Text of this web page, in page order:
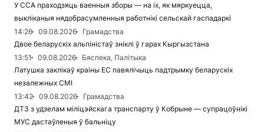
У ССА праходзяць ваенныя зборы — на іх, як мяркуецца,
выкліканыя нядобрасумленныя работнікі сельскай гаспадаркі
14:26
09.08.2026
Грамадства
Двое беларускіх альпіністаў зніклі ў гарах Кыргызстана
13:51
09.08.2026
Бяспека, Палітыка
Латушка заклікаў краіны ЕС павялічыць падтрымку беларускіх
незалежных СМІ
13:42
09.08.2026
Грамадства
ДТЗ з удзелам міліцэйскага транспарту ў Кобрыне — супрацоўнікі
МУС дастаўленыя ў бальніцу